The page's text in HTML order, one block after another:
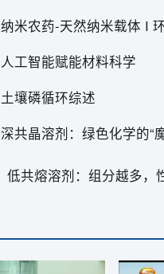
人工智能赋能材料科学
土壤磷循环综述
深共晶溶剂：绿色化学的“
低共熔溶剂：组分越多，